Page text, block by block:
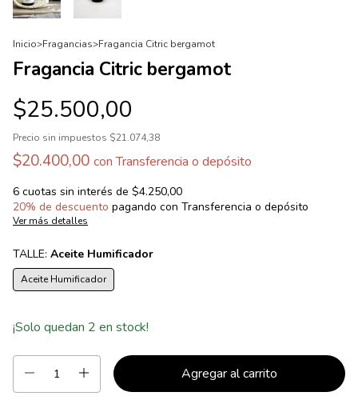
Inicio>Fragancias>Fragancia Citric bergamot
Fragancia Citric bergamot
$25.500,00
Precio sin impuestos $21.074,38
$20.400,00 con Transferencia o depósito
6 cuotas sin interés de $4.250,00
20% de descuento pagando con Transferencia o depósito
Ver más detalles
TALLE: Aceite Humificador
Aceite Humificador
¡Solo quedan 2 en stock!